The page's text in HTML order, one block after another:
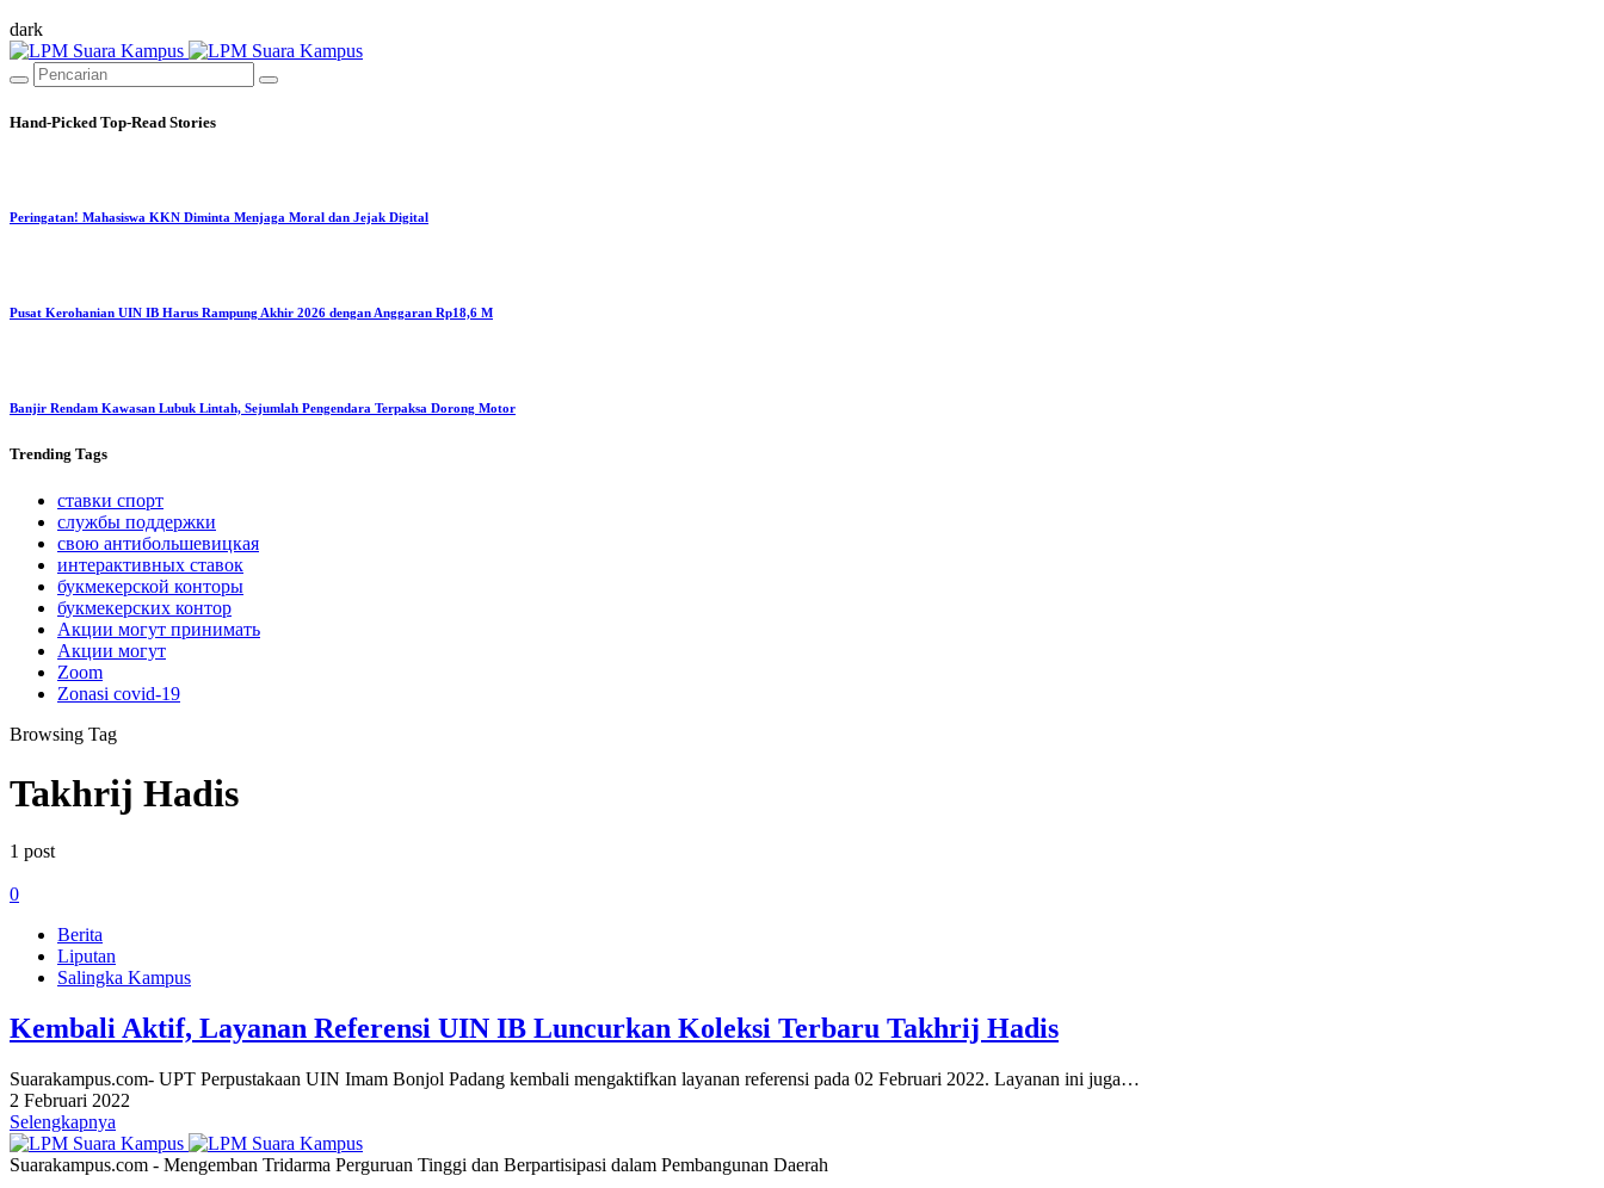
dark
Hand-Picked Top-Read Stories
Peringatan! Mahasiswa KKN Diminta Menjaga Moral dan Jejak Digital
Pusat Kerohanian UIN IB Harus Rampung Akhir 2026 dengan Anggaran Rp18,6 M
Banjir Rendam Kawasan Lubuk Lintah, Sejumlah Pengendara Terpaksa Dorong Motor
Trending Tags
ставки спорт
службы поддержки
свою антибольшевицкая
интерактивных ставок
букмекерской конторы
букмекерских контор
Акции могут принимать
Акции могут
Zoom
Zonasi covid-19
Browsing Tag
Takhrij Hadis
1 post
0
Berita
Liputan
Salingka Kampus
Kembali Aktif, Layanan Referensi UIN IB Luncurkan Koleksi Terbaru Takhrij Hadis
Suarakampus.com- UPT Perpustakaan UIN Imam Bonjol Padang kembali mengaktifkan layanan referensi pada 02 Februari 2022. Layanan ini juga…
2 Februari 2022
Selengkapnya
Suarakampus.com - Mengemban Tridarma Perguruan Tinggi dan Berpartisipasi dalam Pembangunan Daerah